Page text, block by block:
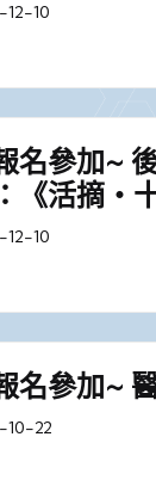
12-10
名參加~
《活摘‧
12-10
名參加~
10-22